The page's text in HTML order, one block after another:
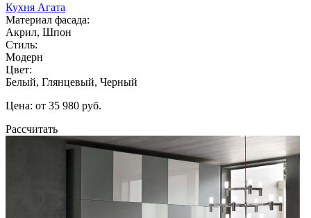
Кухня Агата
Материал фасада:
Акрил, Шпон
Стиль:
Модерн
Цвет:
Белый, Глянцевый, Черный
Цена: от 35 980 руб.
Рассчитать